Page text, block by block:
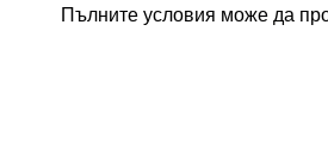
Пълните условия може да